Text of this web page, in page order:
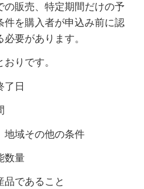
の販売、特定期間だけの予
件を購入者が申込み前に認
要があります。
りです。
了日
地域その他の条件
数量
品であること